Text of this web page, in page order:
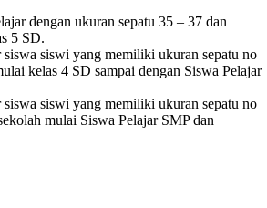
dengan ukuran sepatu 35 – 37 dan
5 SD.
siswi yang memiliki ukuran sepatu no
kelas 4 SD sampai dengan Siswa Pelajar
siswi yang memiliki ukuran sepatu no
mulai Siswa Pelajar SMP dan